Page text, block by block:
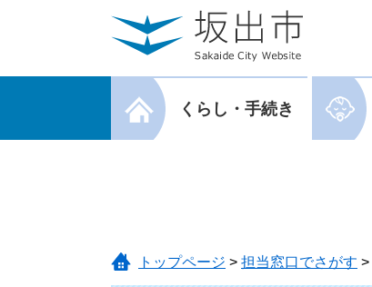
メニューを閉じる
くらし・手続き
トップページ > 担当窓口でさがす >